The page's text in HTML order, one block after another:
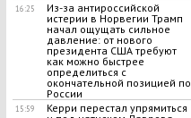
16:25
Из-за антироссийской
истерии в Норвегии Трамп
начал ощущать сильное
давление: от нового
президента США требуют
как можно быстрее
определиться с
окончательной позицией по
России
15:59
Керри перестал упрямиться